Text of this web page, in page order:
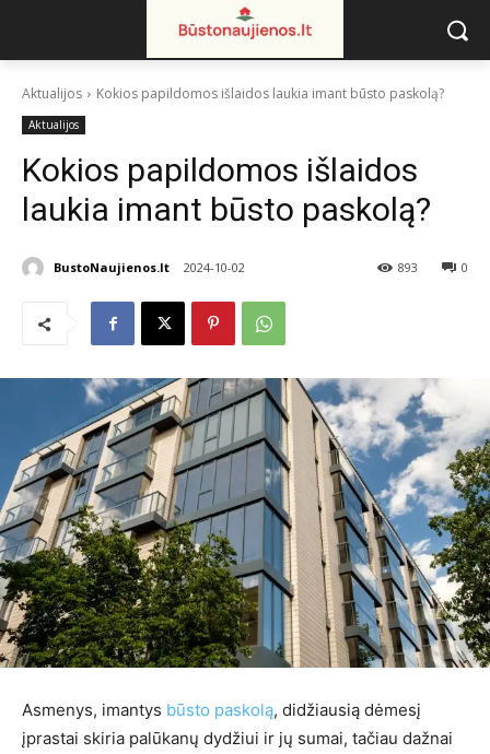
Aktualijos Kokios papildomos išlaidos laukia imant būsto paskolą?
Aktualijos
Kokios papildomos išlaidos
laukia imant būsto paskolą?
BustoNaujienos.lt 2024-10-02 0
893
Asmenys, imantys būsto paskolą, didžiausią dėmesį
įprastai skiria palūkanų dydžiui ir jų sumai, tačiau dažnai